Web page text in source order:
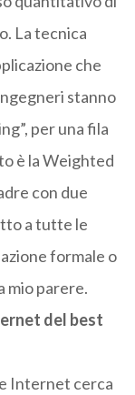
La tecnica
che
stanno
per una fila
è la Weighted
con due
a tutte le
formale o
mio parere.
del best
Internet cerca